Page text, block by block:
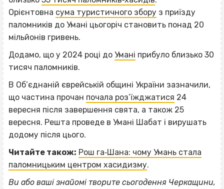
Орієнтовна сума туристичного збору з приїзду
паломників до Умані цьогоріч становить понад 20
мільйонів гривень.
Додамо, що у 2024 році до Умані прибуло близько 30
тисяч паломників.
В Об’єднаній єврейській общині України зазначили,
що частина прочан почала роз’їжджатися 24
вересня після завершення свята, а також 25
вересня. Решта проведе в Умані Шабат і вирушать
додому після цього.
Читайте також: Рош га‐Шана: чому Умань стала
паломницьким центром хасидизму.
Ви або ваші знайомі творите сьогодення Черкащини,